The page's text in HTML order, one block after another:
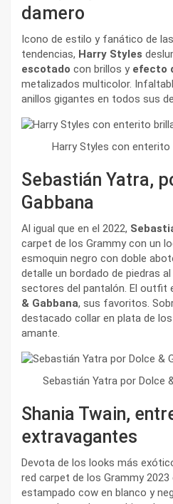
damero
Icono de estilo y fanático de
tendencias, Harry Styles
escotado con brillos y efecto
metalizados multicolor.
anillos gigantes en todos sus
Harry Styles con enterito
Sebastián Yatra,
Gabbana
Al igual que en el 2022,
carpet de los Grammy con un
esmoquin negro con doble
detalle un bordado de piedras
sectores del pantalón. El outfit
& Gabbana, sus favoritos.
destacado collar en plata de
amante.
Sebastián Yatra por Dolce
Shania Twain,
extravagantes
Devota de los looks más
red carpet de los Grammy
estampado cow en blanco y